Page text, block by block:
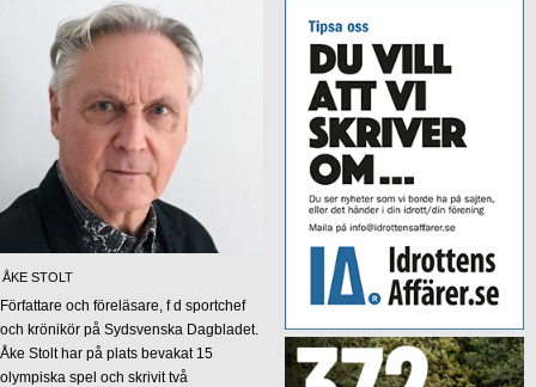
ÅKE STOLT
Författare och föreläsare, f d sportchef
och krönikör på Sydsvenska Dagbladet.
Åke Stolt har på plats bevakat 15
olympiska spel och skrivit två